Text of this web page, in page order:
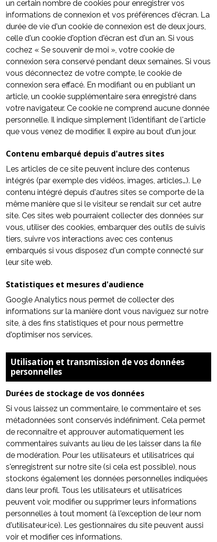
un certain nombre de cookies pour enregistrer vos
informations de connexion et vos préférences d'écran. La
durée de vie d'un cookie de connexion est de deux jours,
celle d'un cookie d'option d'écran est d'un an. Si vous
cochez « Se souvenir de moi », votre cookie de
connexion sera conservé pendant deux semaines. Si vous
vous déconnectez de votre compte, le cookie de
connexion sera effacé. En modifiant ou en publiant un
article, un cookie supplémentaire sera enregistré dans
votre navigateur. Ce cookie ne comprend aucune donnée
personnelle. Il indique simplement l'identifiant de l'article
que vous venez de modifier. Il expire au bout d'un jour.
Contenu embarqué depuis d'autres sites
Les articles de ce site peuvent inclure des contenus
intégrés (par exemple des vidéos, images, articles…). Le
contenu intégré depuis d'autres sites se comporte de la
même manière que si le visiteur se rendait sur cet autre
site. Ces sites web pourraient collecter des données sur
vous, utiliser des cookies, embarquer des outils de suivis
tiers, suivre vos interactions avec ces contenus
embarqués si vous disposez d'un compte connecté sur
leur site web.
Statistiques et mesures d'audience
Google Analytics nous permet de collecter des
informations sur la manière dont vous naviguez sur notre
site, à des fins statistiques et pour nous permettre
d'optimiser nos services.
Utilisation et transmission de vos données
personnelles
Durées de stockage de vos données
Si vous laissez un commentaire, le commentaire et ses
métadonnées sont conservés indéfiniment. Cela permet
de reconnaître et approuver automatiquement les
commentaires suivants au lieu de les laisser dans la file
de modération. Pour les utilisateurs et utilisatrices qui
s'enregistrent sur notre site (si cela est possible), nous
stockons également les données personnelles indiquées
dans leur profil. Tous les utilisateurs et utilisatrices
peuvent voir, modifier ou supprimer leurs informations
personnelles à tout moment (à l'exception de leur nom
d'utilisateur·ice). Les gestionnaires du site peuvent aussi
voir et modifier ces informations.